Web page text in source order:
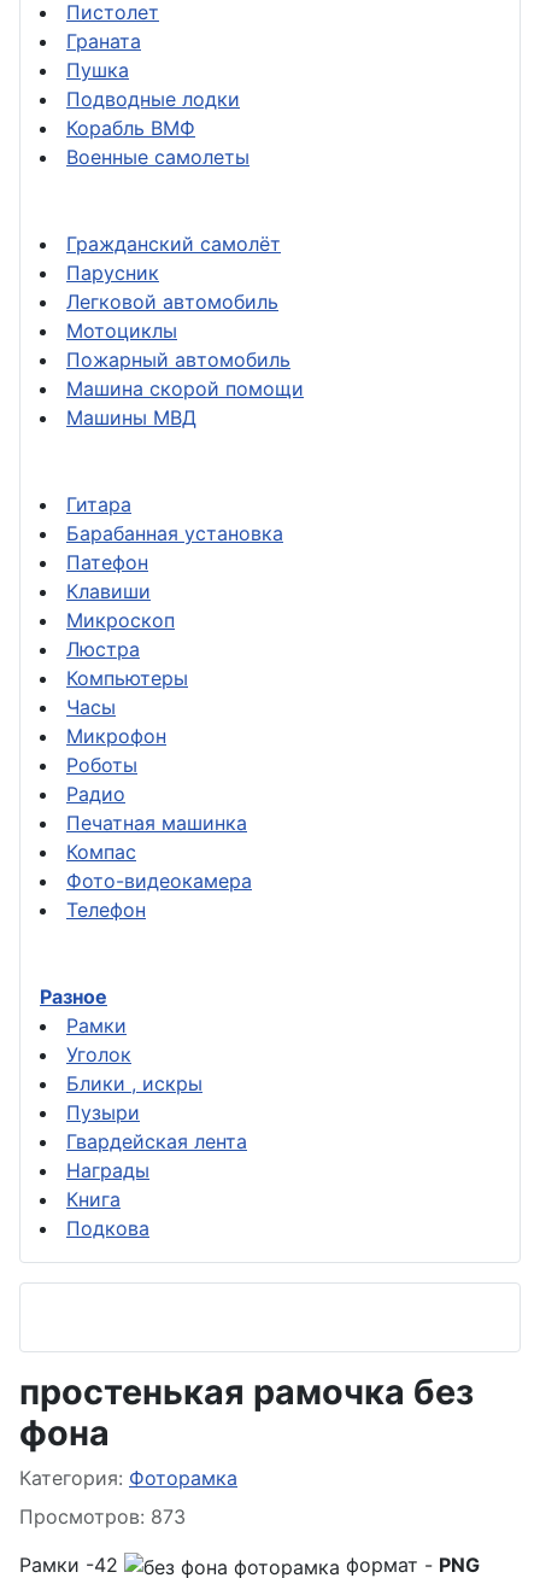
Пистолет
Граната
Пушка
Подводные лодки
Корабль ВМФ
Военные самолеты
Гражданский самолёт
Парусник
Легковой автомобиль
Мотоциклы
Пожарный автомобиль
Машина скорой помощи
Машины МВД
Гитара
Барабанная установка
Патефон
Клавиши
Микроскоп
Люстра
Компьютеры
Часы
Микрофон
Роботы
Радио
Печатная машинка
Компас
Фото-видеокамера
Телефон
Разное
Рамки
Уголок
Блики , искры
Пузыри
Гвардейская лента
Награды
Книга
Подкова
простенькая рамочка без
фона
Информация о материале
Категория: Фоторамка
Просмотров: 873
Рамки -42
формат - PNG